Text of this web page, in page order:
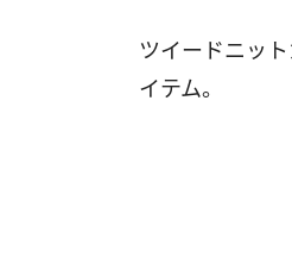
ツイードニッ
イテム。